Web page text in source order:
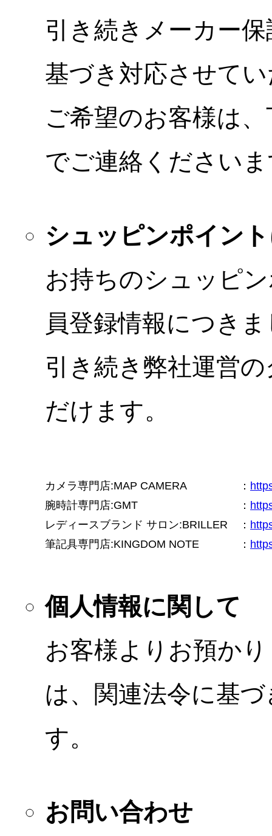
引き続きメーカー
基づき対応させて
ご希望のお客様は
でご連絡ください
シュッピンポイン
お持ちのシュッピ
員登録情報につき
引き続き弊社運営
だけます。
カメラ専門店:MAP CAMERA ：
腕時計専門店:GMT
：
レディースブランド サロン:BRILLER
：
筆記具専門店:KINGDOM NOTE
：
個人情報に関して
お客様よりお預か
は、関連法令に基
す。
お問い合わせ